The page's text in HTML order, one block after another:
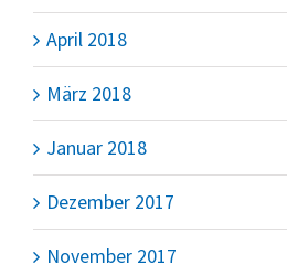
April 2018
März 2018
Januar 2018
Dezember 2017
November 2017